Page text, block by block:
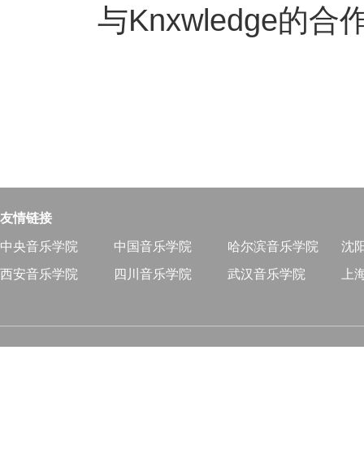
与Knxwledge的合
友情链接
中央音乐学院 中国音乐学院 哈尔滨音乐学院
沈
西安音乐学院
四川音乐学院 武汉音乐学院 上